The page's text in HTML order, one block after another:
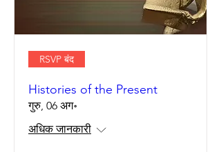
RSVP बंद
Histories of the Present
गुरु, 06 अग॰
अधिक जानकारी